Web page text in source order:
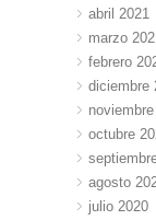
abril 2021
marzo
febrero
diciembre
octubre
agosto
julio 2020